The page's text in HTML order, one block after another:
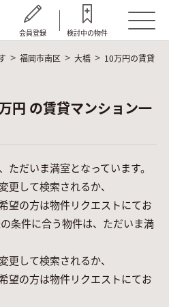
会員登録 検討中の物件
福岡市南区 大橋
10万円の賃貸
円 の賃貸マンション一
だいま満室となっています。
更して検索されるか、
望の方は物件リクエストにてお
条件に合う物件は、ただいま満
更して検索されるか、
望の方は物件リクエストにてお